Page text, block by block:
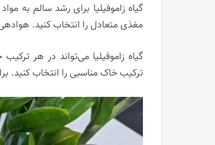
گیاه زاموفیلیا برای رشد سالم به
مغذی متعادل را انتخاب کنید.
گیاه زاموفیلیا می‌تواند در هر
ترکیب خاک مناسبی را انتخاب کنید.